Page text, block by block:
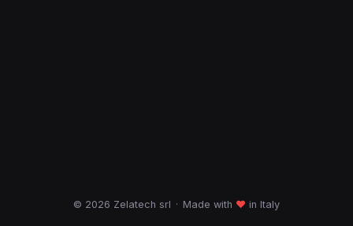
© 2026 Zelatech srl · Made with ♥ in Italy